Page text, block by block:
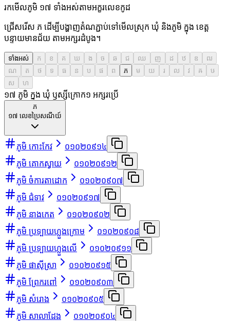
រកមើលភូមិ ១៧ ទាំងអស់តាមអក្ខរលេខកូដ
ជ្រើសរើស ភ ដើម្បីបង្ហាញតំណភ្ជាប់ទៅមើលស្រុក ឃុំ និងភូមិ ក្នុង ខេត្ត
បន្ទាយមានជ័យ តាមអក្សរដំបូង។
ទាំងអស់ ក ខ គ ឃ ង ច ឆ ជ ឈ ញ ដ ឋ ឌ
ឍ
ណ
ត ថ ទ ធ ន ប ផ ព ភ ម យ រ ល វ ឝ
ឞ
ស
ហ
១៧ ភូមិ ក្នុង ឃុំ ឫស្សីក្រោក១ អក្សរប្រើ
ភ
១៧ លេខប្រៃសណីយ៍
ភូមិ កោះកែវ
០១០២០៩១៤
ភូមិ គោកស្វាយ
០១០២០៩១២
ភូមិ ចំការតាដោក
០១០២០៩០៧
ភូមិ ជំទាវ
០១០២០៩១៧
ភូមិ នាងកេត
០១០២០៩០២
ភូមិ ប្រទ្បាយហ្លួងក្រោម
០១០២០៩០៨
ភូមិ ប្រទ្បាយហ្លួងលើ
០១០២០៩១១
ភូមិ ផាស៊ីស្រា
០១០២០៩១៥
ភូមិ ព្រែករពៅ
០១០២០៩០៣
ភូមិ សំរោង
០១០២០៩០៥
ភូមិ សាលាដែង
០១០២០៩០៤